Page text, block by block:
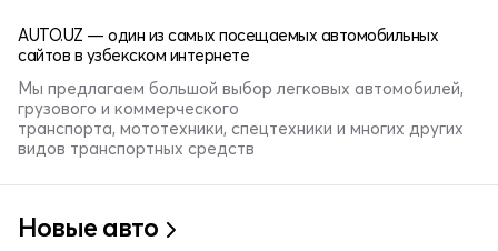
AUTO.UZ — один из самых посещаемых автомобильных
сайтов в узбекском интернете
Мы предлагаем большой выбор легковых автомобилей,
грузового и коммерческого
транспорта, мототехники, спецтехники и многих других
видов транспортных средств
Новые авто